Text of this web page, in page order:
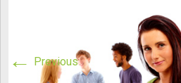
← Previous